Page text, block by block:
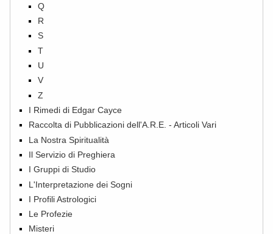
Q
R
S
T
U
V
Z
I Rimedi di Edgar Cayce
Raccolta di Pubblicazioni dell'A.R.E. - Articoli Vari
La Nostra Spiritualità
Il Servizio di Preghiera
I Gruppi di Studio
L'Interpretazione dei Sogni
I Profili Astrologici
Le Profezie
Misteri